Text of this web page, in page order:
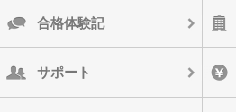
合格体験記
サポート